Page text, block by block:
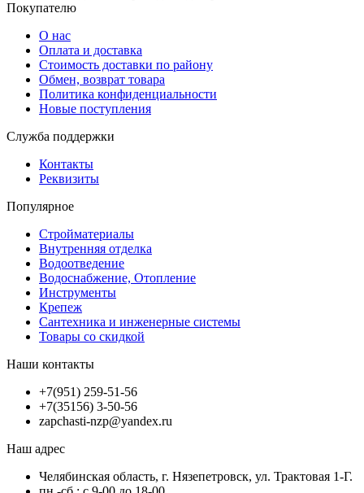
Покупателю
О нас
Оплата и доставка
Стоимость доставки по району
Обмен, возврат товара
Политика конфиденциальности
Новые поступления
Служба поддержки
Контакты
Реквизиты
Популярное
Стройматериалы
Внутренняя отделка
Водоотведение
Водоснабжение, Отопление
Инструменты
Крепеж
Сантехника и инженерные системы
Товары со скидкой
Наши контакты
+7(951) 259-51-56
+7(35156) 3-50-56
zapchasti-nzp@yandex.ru
Наш адрес
Челябинская область, г. Нязепетровск, ул. Трактовая 1-Г.